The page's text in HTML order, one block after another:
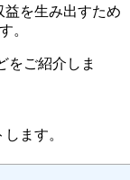
を生み出すため
。
をご紹介しま
ます。